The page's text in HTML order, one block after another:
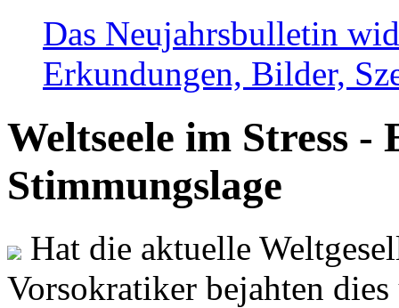
Das Neujahrsbulletin
Erkundungen, Bilder,
Weltseele im Stress -
Stimmungslage
Hat die aktuelle
Vorsokratiker bejahten